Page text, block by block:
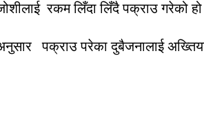
रकम लिँदा लिँदै पक्राउ गरेको
पक्राउ परेका दुबैजनालाई